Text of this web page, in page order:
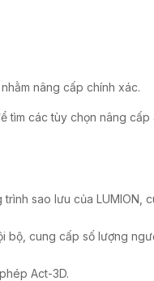
nâng cấp chính xác.
tìm các tùy chọn nâng
sao lưu của LUMION,
bộ, cung cấp số lượng
Act-3D.